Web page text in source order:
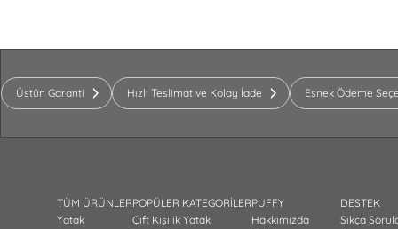
Üstün Garanti Hızlı Teslimat ve Kolay İade Esnek Ödeme
TÜM ÜRÜNLER
Yatak
POPÜLER KATEGORİLER
Çift Kişilik Yatak
PUFFY
Hakkımızda
DESTEK
Sıkça